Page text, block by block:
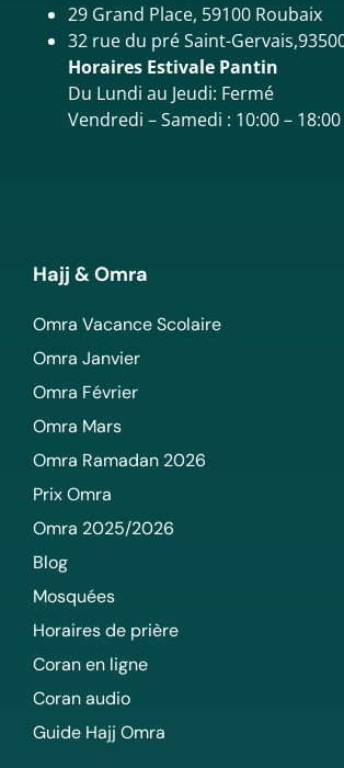
29 Grand Place, 59100 Roubaix
32 rue du pré Saint-
Horaires Estivale Pantin
Du Lundi au Jeudi: Fermé
Vendredi – Samedi : 10:00 – 18:00
Hajj & Omra
Omra Vacance Scolaire
Omra Janvier
Omra Février
Omra Mars
Omra Ramadan 2026
Prix Omra
Omra 2025/2026
Blog
Mosquées
Horaires de prière
Coran en ligne
Coran audio
Guide Hajj Omra